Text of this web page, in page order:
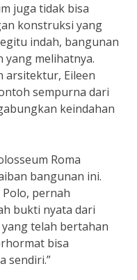
juga tidak bisa
konstruksi yang
indah, bangunan
yang melihatnya.
arsitektur, Eileen
sempurna dari
keindahan
Roma
bangunan ini.
pernah
bukti nyata dari
telah bertahan
bisa
sendiri.”